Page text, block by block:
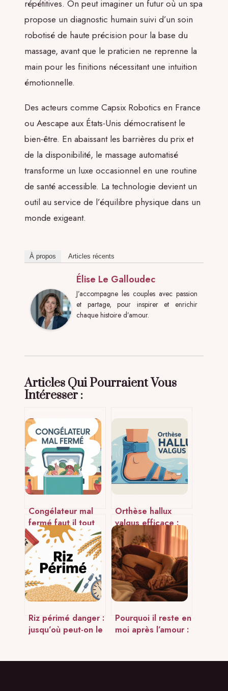
répétitives. On peut imaginer un futur où un spa
propose un diagnostic humain suivi d’un soin
robotisé de haute précision pour la base du
massage, avant que le praticien ne reprenne la
main pour les finitions nécessitant une intuition
émotionnelle.
Des acteurs comme Capsix Robotics en France
ou Aescape aux États-Unis démocratisent le
bien-être. En abaissant les barrières du prix et
de la disponibilité, le massage automatisé
transforme un luxe occasionnel en une routine
de santé accessible. La technologie devient un
outil au service de l’équilibre physique dans un
monde exigeant.
À propos Articles récents
Élise Le Galloudec
J’accompagne les couples avec passion
et partage, pour inspirer et enrichir
chaque histoire d’amour.
Articles Qui Pourraient Vous
Intéresser :
Congélateur mal
fermé faut il tout
jeter : que faire
vraiment
Orthèse hallux
valgus efficace :
comment vraiment
soulager votre
oignon au pied
Riz périmé danger :
jusqu’où peut-on le
Pourquoi il reste en
moi après l’amour :
de fusion